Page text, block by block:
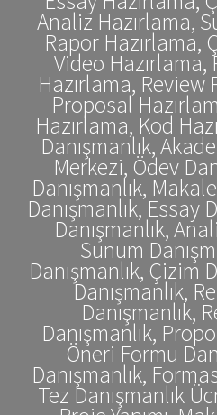
Analiz Hazırlama,
Rapor Hazırlama,
Video
Hazırlama, Review
Proposal
Hazırlama, Kod
Danışmanlık,
Merkezi, Ödev
Danışmanlık,
Danışmanlık, Essay
Danışmanlık,
Sunum
Danışmanlık, Çizim
Danışmanlık,
Danışmanlık,
Danışmanlık,
Öneri Formu
Danışmanlık,
Tez Danışmanlık